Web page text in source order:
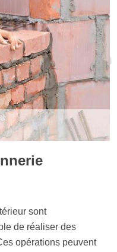
sont
de réaliser des
opérations peuvent